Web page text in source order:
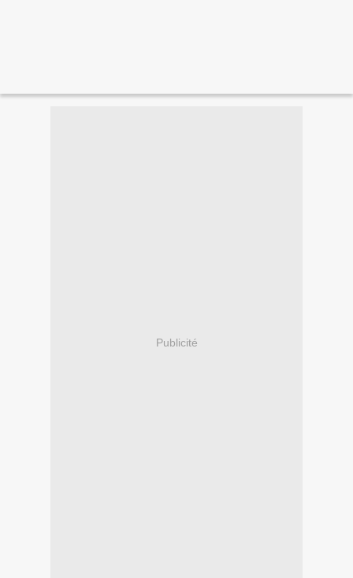
Publicité